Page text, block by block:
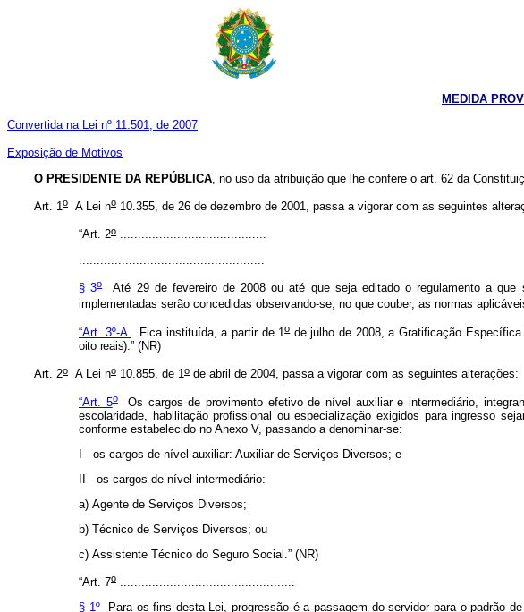
MEDIDA
Convertida na Lei nº 11.501, de 2007
Exposição de Motivos
O PRESIDENTE DA REPÚBLICA, no uso da atribuição que lhe confere o art. 62 da
Art. 1o A Lei no 10.355, de 26 de dezembro de 2001, passa a vigorar com as seguintes
“Art. 2o .........................................
§ 3o Até 29 de fevereiro de 2008 ou até que seja editado o regulamento a
implementadas serão concedidas observando-se, no que couber, as normas
“Art. 3º-A. Fica instituída, a partir de 1ode julho de 2008, a Gratificação
oito reais).”(NR)
Art. 2o A Lei no 10.855, de 1o de abril de 2004, passa a vigorar com as seguintes alterações:
“Art. 5oOs cargos de provimento efetivo de nível auxiliar e intermediário,
escolaridade, habilitação profissional ou especialização exigidos para ingresso
conforme estabelecido no Anexo V, passando a denominar-se:
I - os cargos de nível auxiliar: Auxiliar de Serviços Diversos; e
II - os cargos de nível intermediário:
a) Agente de Serviços Diversos;
b) Técnico de Serviços Diversos; ou
c) Assistente Técnico do Seguro Social.” (NR)
“Art. 7o .................................................
§ 1º
Para os fins desta Lei, progressão é a passagem do servidor para o padrão